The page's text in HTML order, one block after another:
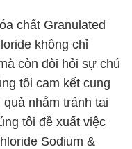
chất Granulated
không chỉ
còn đòi hỏi sự chú
tôi cam kết cung
nhằm tránh tai
tôi đề xuất việc
Sodium &